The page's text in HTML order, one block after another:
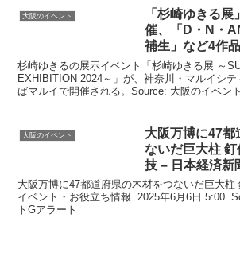
大阪のイベント 「杉崎ゆきる展
催、「D・N・
補生」など4作
ー
杉崎ゆきるの展示イベント「杉崎ゆきる展 ～
EXHIBITION 2024～」が、神奈川・マルイシ
ばマルイで開催される。Source: 大阪のイベン
大阪のイベント 大阪万博に47都
ないだ巨大柱
技 – 日本経済新
大阪万博に47都道府県の木材をつないだ巨大柱
イベント・お役立ち情報. 2025年6月6日 5:00
トGアラート